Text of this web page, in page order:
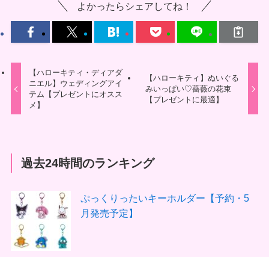
よかったらシェアしてね！
【ハローキティ・ディアダ
ニエル】ウェディングアイ
テム【プレゼントにオスス
メ】
【ハローキティ】ぬいぐる
みいっぱい♡薔薇の花束
【プレゼントに最適】
過去24時間のランキング
ぷっくりったいキーホルダー【予約・5
月発売予定】